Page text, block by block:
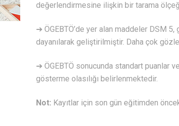
değerlendirmesine ilişkin bir tarama
➔ ÖGEBTÖ’de yer alan maddeler DSM
dayanılarak geliştirilmiştir. Daha çok
➔ ÖGEBTÖ sonucunda standart puanlar
gösterme olasılığı belirlenmektedir.
Not: Kayıtlar için son gün eğitimden